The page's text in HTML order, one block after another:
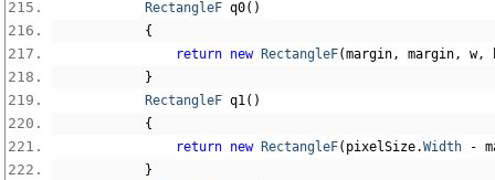
RectangleF q0()
{
return new RectangleF(margin, margin, w,
}
RectangleF q1()
{
return new RectangleF( pixelSize.Width -
}